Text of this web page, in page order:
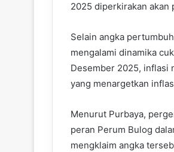
2025 diperkirakan akan
Selain angka
mengalami dinamika
Desember 2025, inflasi
yang menargetkan
Menurut Purbaya,
peran Perum Bulog
mengklaim angka